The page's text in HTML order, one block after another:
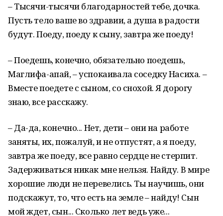
– Тысячи-тысячи благодарностей тебе, дочка.
Пусть тело ваше во здравии, а душа в радости
будут. Поеду, поеду к сыну, завтра же по­еду!
– Поедешь, конечно, обязательно поедешь,
Маглифа-апай, – ус­покаивала соседку Насиха. –
Вместе поедете с сыном, со снохой. Я дорогу
знаю, все расскажу.
– Да-да, конечно... Нет, дети – они на работе
заняты, их, пожалуй, и не отпустят, а я поеду,
завтра же поеду, все рав­но сердце не стерпит.
Задерживаться никак мне нельзя. Най­ду. В мире
хорошие люди не перевелись. Ты научишь, они
подскажут, то, что есть на земле – найду! Сын
мой ждет, сын... Сколько лет ведь уже...